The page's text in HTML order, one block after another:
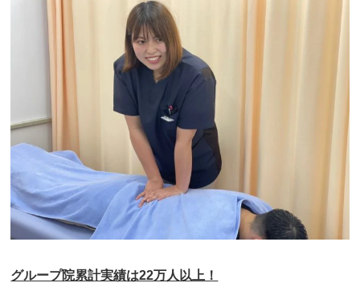
グループ院累計実績は22万人以上！